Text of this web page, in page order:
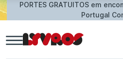
PORTES GRATUITOS em
Portugal